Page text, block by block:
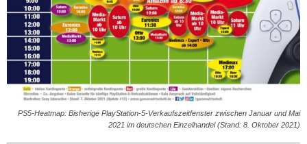
PS5-Heatmap: Bisherige PlayStation-5-Verkaufszeitfenster zwischen Januar und Mai
2021 im deutschen Einzelhandel (Stand: 8. Oktober 2021)